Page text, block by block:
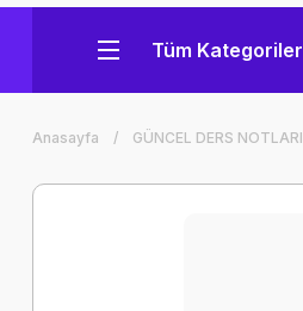
Tüm Kategoriler
Anasayfa GÜNCEL DERS NOTLARI